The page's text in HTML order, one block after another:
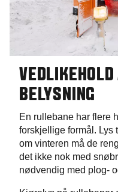
BELYSNING
En rullebane har flere
forskjellige formål. Lys
om vinteren må de
det ikke nok med
nødvendig med plog-